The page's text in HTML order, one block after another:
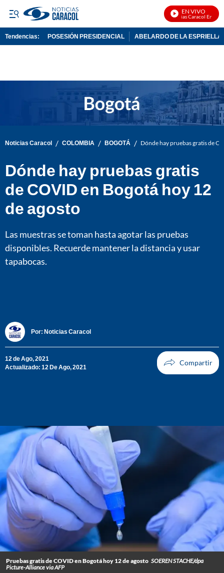
EN VIVO
Noticias Caracol En Vivo
Tendencias: POSESIÓN PRESIDENCIAL ABELARDO DE LA ESPRIELLA
Noticias Caracol / COLOMBIA / BOGOTÁ / Dónde hay pruebas gratis de
Dónde hay pruebas gratis
de COVID en Bogotá hoy 12
de agosto
Las muestras se toman hasta agotar las pruebas
disponibles. Recuerde mantener la distancia y usar
tapabocas.
Por: Noticias Caracol
12 de Ago, 2021
Actualizado: 12 De Ago, 2021
Pruebas gratis de COVID en Bogotá hoy 12 de agosto SOEREN STACHE/dpa
Picture-Alliance via AFP